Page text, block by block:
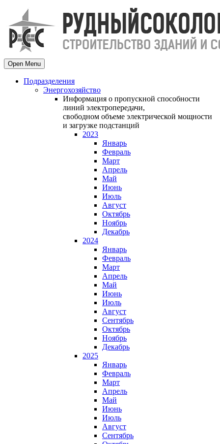
Open Menu
Подразделения
Энергохозяйство
Информация о пропускной способности
линий электропередачи,
свободном объеме электрической мощности
и загрузке подстанций
2023
Январь
Февраль
Март
Апрель
Май
Июнь
Июль
Август
Октябрь
Ноябрь
Декабрь
2024
Январь
Февраль
Март
Апрель
Май
Июнь
Июль
Август
Сентябрь
Октябрь
Ноябрь
Декабрь
2025
Январь
Февраль
Март
Апрель
Май
Июнь
Июль
Август
Сентябрь